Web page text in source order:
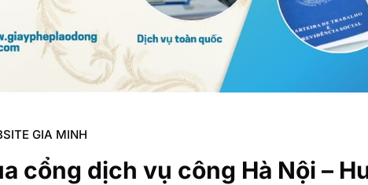
GIA MINH
cổng dịch vụ công Hà Nội –